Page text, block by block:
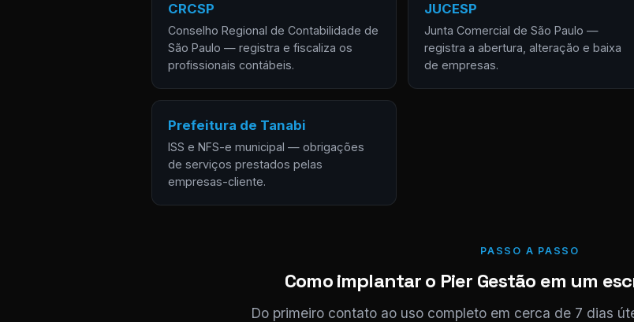
CRCSP
Conselho Regional de Contabilidade de
São Paulo — registra e fiscaliza os
profissionais contábeis.
JUCESP
Junta Comercial de São Paulo —
registra a abertura, alteração e baixa
de empresas.
Prefeitura de Tanabi
ISS e NFS-e municipal — obrigações
de serviços prestados pelas
empresas-cliente.
PASSO A PASSO
Como implantar o Pier Gestão em um
Do primeiro contato ao uso completo em cerca de 7 dias